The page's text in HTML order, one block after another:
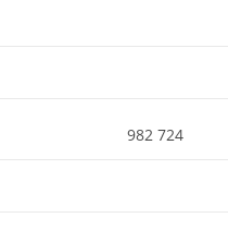
982 724